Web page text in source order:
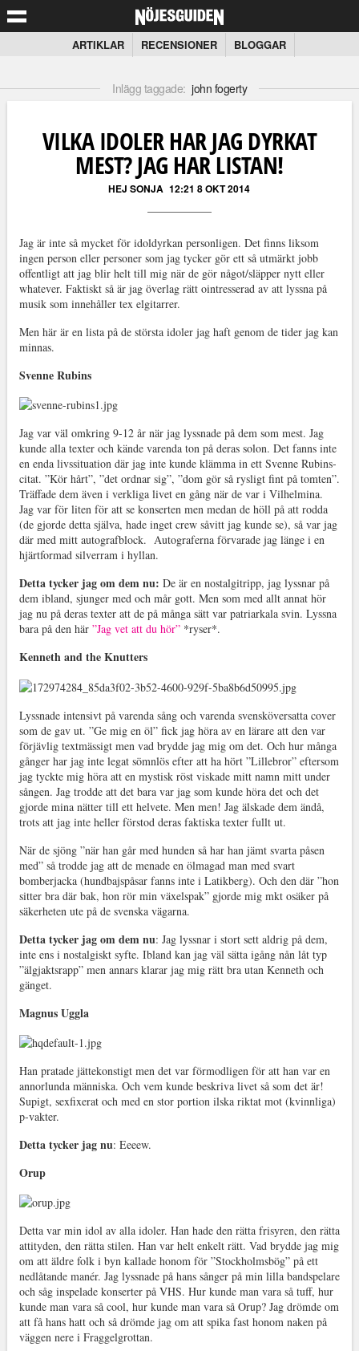
ARTIKLAR RECENSIONER BLOGGAR
Inlägg taggade: john fogerty
VILKA IDOLER HAR JAG DYRKAT
MEST? JAG HAR LISTAN!
HEJ SONJA 12:21 8 OKT 2014
Jag är inte så mycket för idoldyrkan personligen. Det finns liksom
ingen person eller personer som jag tycker gör ett så utmärkt jobb
offentligt att jag blir helt till mig när de gör något/släpper nytt eller
whatever. Faktiskt så är jag överlag rätt ointresserad av att lyssna på
musik som innehåller tex elgitarrer.
Men här är en lista på de största idoler jag haft genom de tider jag kan
minnas.
Svenne Rubins
Jag var väl omkring 9-12 år när jag lyssnade på dem som mest. Jag
kunde alla texter och kände varenda ton på deras solon. Det fanns inte
en enda livssituation där jag inte kunde klämma in ett Svenne Rubins-
citat. ”Kör hårt”, ”det ordnar sig”, ”dom gör så rysligt fint på tomten”.
Träffade dem även i verkliga livet en gång när de var i Vilhelmina.
Jag var för liten för att se konserten men medan de höll på att rodda
(de gjorde detta själva, hade inget crew såvitt jag kunde se), så var jag
där med mitt autografblock. Autograferna förvarade jag länge i en
hjärtformad silverram i hyllan.
Detta tycker jag om dem nu: De är en nostalgitripp, jag lyssnar på
dem ibland, sjunger med och mår gott. Men som med allt annat hör
jag nu på deras texter att de på många sätt var patriarkala svin. Lyssna
bara på den här ”Jag vet att du hör”*ryser*.
Kenneth and the Knutters
Lyssnade intensivt på varenda sång och varenda svensköversatta cover
som de gav ut. ”Ge mig en öl” fick jag höra av en lärare att den var
förjävlig textmässigt men vad brydde jag mig om det. Och hur många
gånger har jag inte legat sömnlös efter att ha hört ”Lillebror” eftersom
jag tyckte mig höra att en mystisk röst viskade mitt namn mitt under
sången. Jag trodde att det bara var jag som kunde höra det och det
gjorde mina nätter till ett helvete. Men men! Jag älskade dem ändå,
trots att jag inte heller förstod deras faktiska texter fullt ut.
När de sjöng ”när han går med hunden så har han jämt svarta påsen
med” så trodde jag att de menade en ölmagad man med svart
bomberjacka (hundbajspåsar fanns inte i Latikberg). Och den där ”hon
sitter bra där bak, hon rör min växelspak” gjorde mig mkt osäker på
säkerheten ute på de svenska vägarna.
Detta tycker jag om dem nu: Jag lyssnar i stort sett aldrig på dem,
inte ens i nostalgiskt syfte. Ibland kan jag väl sätta igång nån låt typ
”älgjaktsrapp” men annars klarar jag mig rätt bra utan Kenneth och
gänget.
Magnus Uggla
Han pratade jättekonstigt men det var förmodligen för att han var en
annorlunda människa. Och vem kunde beskriva livet så som det är!
Supigt, sexfixerat och med en stor portion ilska riktat mot (kvinnliga)
p-vakter.
Detta tycker jag nu: Eeeew.
Orup
Detta var min idol av alla idoler. Han hade den rätta frisyren, den rätta
attityden, den rätta stilen. Han var helt enkelt rätt. Vad brydde jag mig
om att äldre folk i byn kallade honom för ”Stockholmsbög” på ett
nedlåtande manér. Jag lyssnade på hans sånger på min lilla bandspelare
och såg inspelade konserter på VHS. Hur kunde man vara så tuff, hur
kunde man vara så cool, hur kunde man vara så Orup? Jag drömde om
att få hans hatt och så drömde jag om att spika fast honom naken på
väggen nere i Fraggelgrottan.